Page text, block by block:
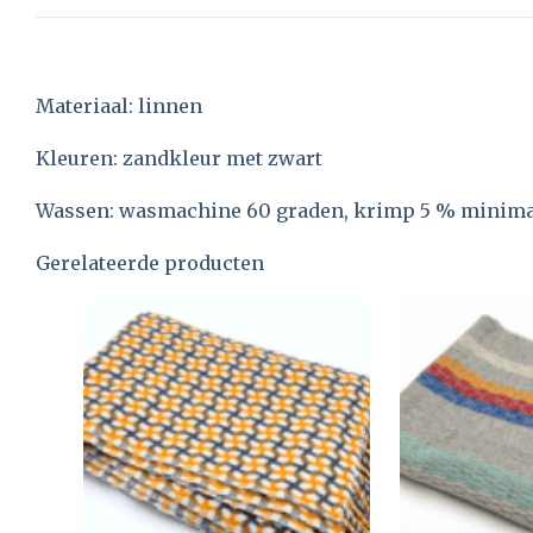
Materiaal: linnen
Kleuren: zandkleur met zwart
Wassen: wasmachine 60 graden, krimp 5 %
Gerelateerde producten